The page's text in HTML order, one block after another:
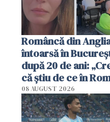
Româncă din
întoarsă în
după 20 de ani:
că știu de ce în
se trăiește mai
în Anglia. E
08 AUGUST 2026